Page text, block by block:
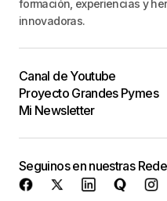
formación, experiencias y
innovadoras.
Canal de Youtube
Proyecto Grandes Pymes
Mi Newsletter
Seguinos en nuestras